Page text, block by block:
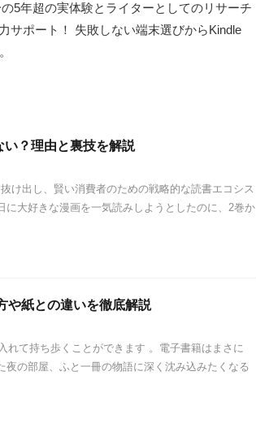
5年超の実体験とライターとしてのリサーチ
サポート！ 失敗しない端末選びからKindle
？理由と裏技を解説
け出し、賢い消費者のための戦略的な読書エコシス
大好きな漫画を一気読みしようとしたのに、2巻か
や紙との違いを徹底解説
れて持ち歩くことができます 。電子書籍はまさに
夜の部屋、ふと一冊の物語に深く沈み込みたくなる